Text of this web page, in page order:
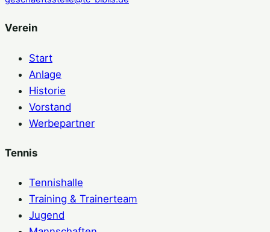
Verein
Start
Anlage
Historie
Vorstand
Werbepartner
Tennis
Tennishalle
Training & Trainerteam
Jugend